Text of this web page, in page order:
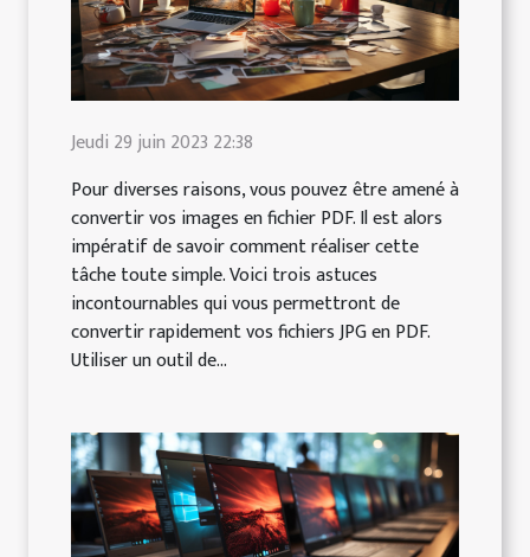
Jeudi 29 juin 2023 22:38
Pour diverses raisons, vous pouvez être amené à
convertir vos images en fichier PDF. Il est alors
impératif de savoir comment réaliser cette
tâche toute simple. Voici trois astuces
incontournables qui vous permettront de
convertir rapidement vos fichiers JPG en PDF.
Utiliser un outil de...